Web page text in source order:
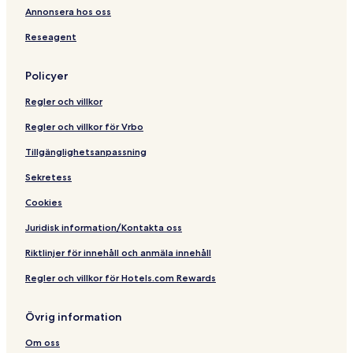
Annonsera hos oss
Reseagent
Policyer
Regler och villkor
Regler och villkor för Vrbo
Tillgänglighetsanpassning
Sekretess
Cookies
Juridisk information/Kontakta oss
Riktlinjer för innehåll och anmäla innehåll
Regler och villkor för Hotels.com Rewards
Övrig information
Om oss